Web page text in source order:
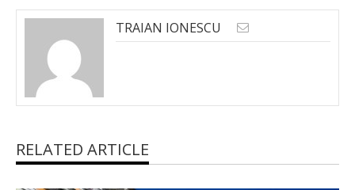
TRAIAN IONESCU
RELATED ARTICLE